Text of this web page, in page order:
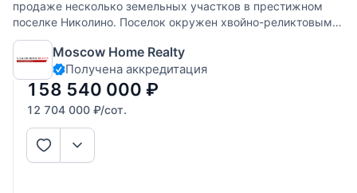
продаже несколько земельных участков в престижном
поселке Николино. Поселок окружен хвойно-реликтовым
лесом, круглосуточная охрана. На территории поселка
уникальный архитектурный и ландшафтный дизайн,
детские и спортивные
Moscow Home Realty
Получена аккредитация
158 540 000 ₽
12 704 000 ₽/сот.